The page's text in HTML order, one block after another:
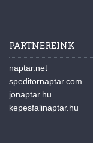
PARTNEREINK
naptar.net
speditornaptar.com
jonaptar.hu
kepesfalinaptar.hu